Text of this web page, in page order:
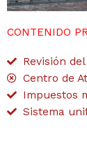
CONTENIDO
Revisión
Centro de
Impuestos
Sistema